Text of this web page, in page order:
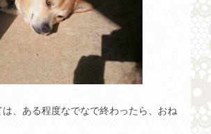
、ある程度なでなで終わったら、おね